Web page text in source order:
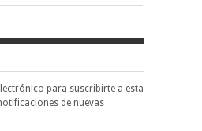
para suscribirte a esta
de nuevas